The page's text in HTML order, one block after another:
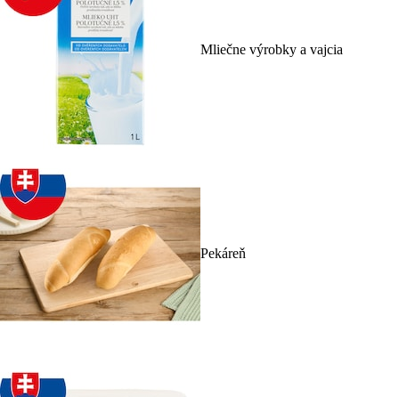
Mliečne výrobky a vajcia
Pekáreň